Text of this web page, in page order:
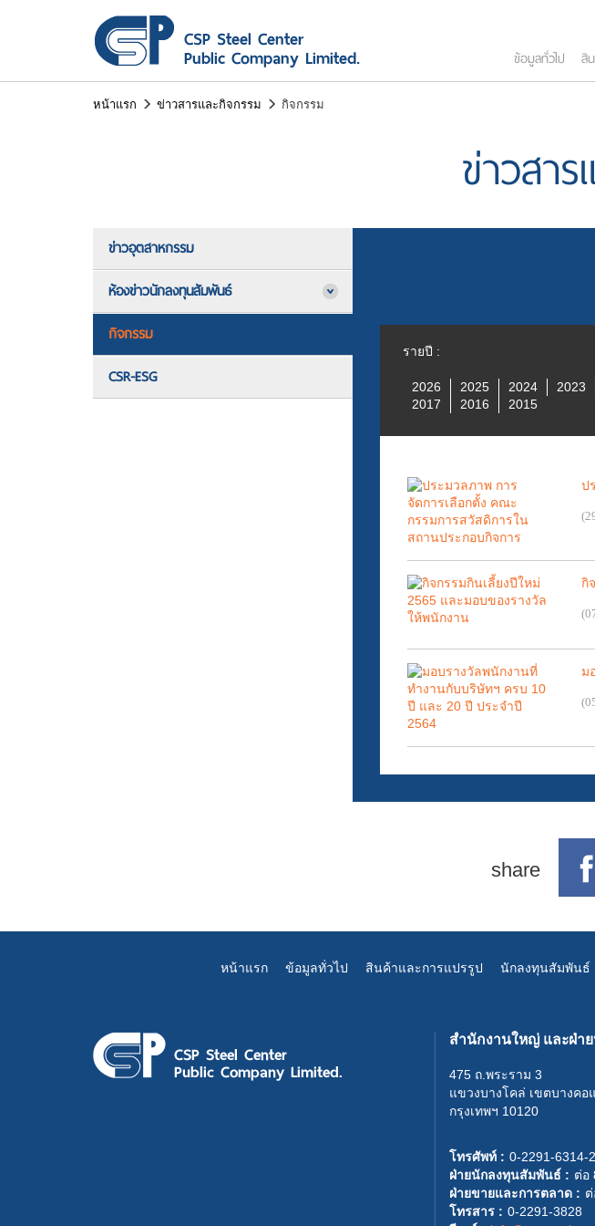
ข้อมูลทั่วไป สิ
หน้าแรก ข่าวสารและกิจกรรม กิจกรรม
ข่าวสา
ข่าวอุตสาหกรรม
ห้องข่าวนักลงทุนสัมพันธ์
กิจกรรม
CSR-ESG
รายปี :
2026 2025 2024 2023
2017
2016 2015
ป
กิ
ม
share
หน้าแรก ข้อมูลทั่วไป สินค้าและการแปรรูป นักลงทุนสัมพันธ์
สำนักงานใหญ่ และฝ่า
475 ถ.พระราม 3
แขวงบางโคล่ เขตบางคอ
กรุงเทพฯ 10120
โทรศัพท์ : 0-2291-6314-
ฝ่ายนักลงทุนสัมพันธ์ : ต่อ
ฝ่ายขายและการตลาด :
โทรสาร : 0-2291-3828